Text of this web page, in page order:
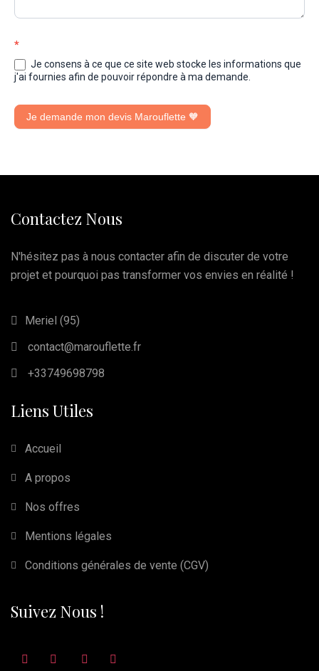
*
j'ai fournies afin de pouvoir répondre à ma demande.
Je demande mon devis Marouflette 🧡
Contactez Nous
N'hésitez pas à nous contacter afin de discuter de votre
projet et pourquoi pas transformer vos envies en réalité !
Meriel (95)
contact@marouflette.fr
+33749698798
Liens Utiles
Accueil
A propos
Nos offres
Mentions légales
Conditions générales de vente (CGV)
Suivez Nous !